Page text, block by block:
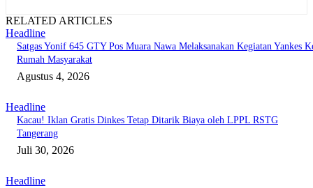
RELATED ARTICLES
Headline
Satgas Yonif 645 GTY Pos Muara Nawa Melaksanakan Kegiatan Yankes
Rumah Masyarakat
Agustus 4, 2026
Headline
Kacau! Iklan Gratis Dinkes Tetap Ditarik Biaya oleh LPPL RSTG
Tangerang
Juli 30, 2026
Headline